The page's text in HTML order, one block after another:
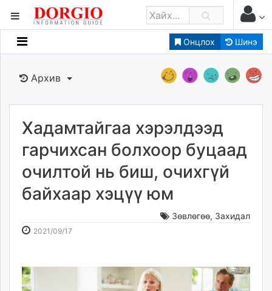
Онцлох Шинэ
Мэдээллийн
Банк санхүү
Бизнес ААН
Төрийн
Нийслэлийн
dorgio.mn
Gogo.mn
news.mn
zindaa.mn
tovch.mn
ikon.mn
Архив
Хадамтайгаа хэрэлдээд
гарчихсан болхоор буцаад
очилтой нь биш, очихгүй
байхаар хэцүү юм
Зөвлөгөө, Захидал
2021/09/17
15:43:29
10:16:29